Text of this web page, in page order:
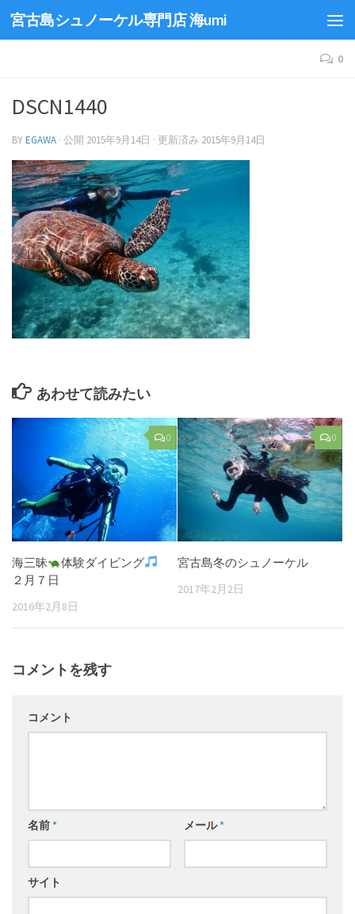
宮古島シュノーケル専門店 海umi
0
DSCN1440
BYEGAWA · 公開 2015年9月14日 · 更新済み 2015年9月14日
あわせて読みたい
0
海三昧
体験ダイビング
２月７日
2016年2月8日
0
宮古島冬のシュノーケル
2017年2月2日
コメントを残す
コメント
名前* メール*
サイト